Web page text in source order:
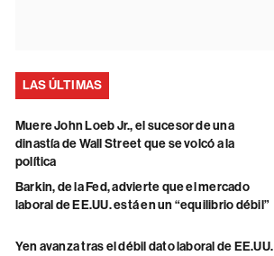
LAS ÚLTIMAS
Muere John Loeb Jr., el sucesor de una
dinastía de Wall Street que se volcó a la
política
Barkin, de la Fed, advierte que el mercado
laboral de EE.UU. está en un “equilibrio débil”
Yen avanza tras el débil dato laboral de EE.UU.